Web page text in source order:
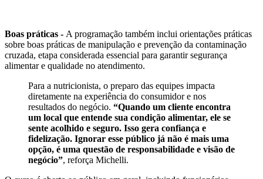
Boas práticas - A programação também inclui orientações práticas
sobre boas práticas de manipulação e prevenção da contaminação
cruzada, etapa considerada essencial para garantir segurança
alimentar e qualidade no atendimento.
Para a nutricionista, o preparo das equipes impacta
diretamente na experiência do consumidor e nos
resultados do negócio. “Quando um cliente encontra
um local que entende sua condição alimentar, ele se
sente acolhido e seguro. Isso gera confiança e
fidelização. Ignorar esse público já não é mais uma
opção, é uma questão de responsabilidade e visão de
negócio”, reforça Michelli.